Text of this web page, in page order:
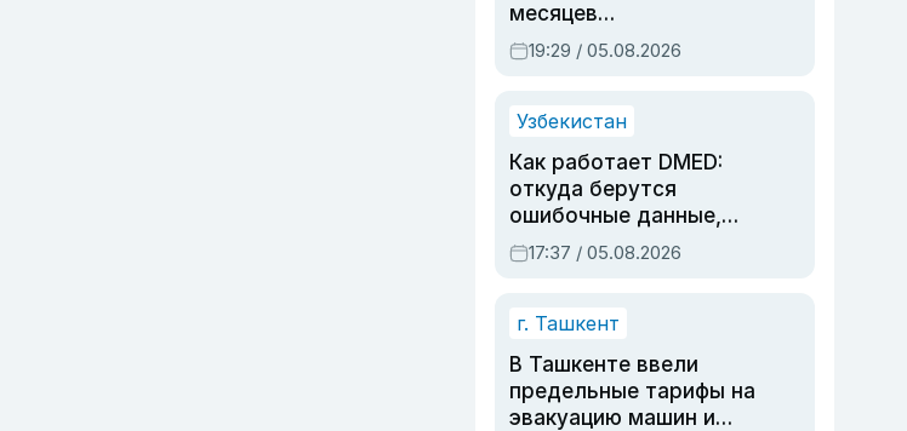
месяцев
предупреждали об
опасности, но стройка
19:29 / 05.08.2026
Узбекистан
Как работает DMED:
откуда берутся
ошибочные данные,
дубли аккаунтов и
очереди по онлайн-
17:37 / 05.08.2026
г. Ташкент
В Ташкенте ввели
предельные тарифы на
эвакуацию машин и